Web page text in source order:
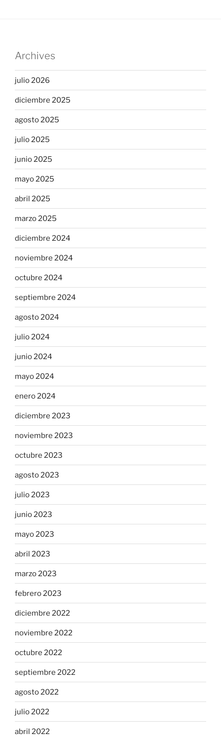
Archives
julio 2026
diciembre 2025
agosto 2025
julio 2025
junio 2025
mayo 2025
abril 2025
marzo 2025
diciembre 2024
noviembre 2024
octubre 2024
septiembre 2024
agosto 2024
julio 2024
junio 2024
mayo 2024
enero 2024
diciembre 2023
noviembre 2023
octubre 2023
agosto 2023
julio 2023
junio 2023
mayo 2023
abril 2023
marzo 2023
febrero 2023
diciembre 2022
noviembre 2022
octubre 2022
septiembre 2022
agosto 2022
julio 2022
abril 2022